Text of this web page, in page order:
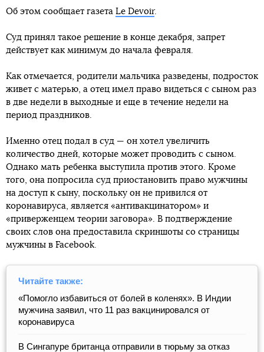
Об этом сообщает газета Le Devoir.
Суд принял такое решение в конце декабря, запрет
действует как минимум до начала февраля.
Как отмечается, родители мальчика разведены, подросток
живет с матерью, а отец имел право видеться с сыном раз
в две недели в выходные и еще в течение недели на
период праздников.
Именно отец подал в суд — он хотел увеличить
количество дней, которые может проводить с сыном.
Однако мать ребенка выступила против этого. Кроме
того, она попросила суд приостановить право мужчины
на доступ к сыну, поскольку он не привился от
коронавируса, является «антивакцинатором» и
«приверженцем теории заговора». В подтверждение
своих слов она предоставила скриншоты со страницы
мужчины в Facebook.
Читайте также:
«Помогло избавиться от болей в коленях». В Индии
мужчина заявил, что 11 раз вакцинировался от
коронавируса
В Сингапуре британца отправили в тюрьму за отказ